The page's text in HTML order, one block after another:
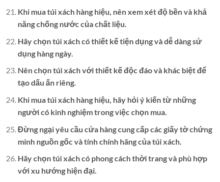
Khi mua túi xách hàng hiệu, nên xem xét độ bền và khả
năng chống nước của chất liệu.
Hãy chọn túi xách có thiết kế tiện dụng và dễ dàng sử
dụng hàng ngày.
Nên chọn túi xách với thiết kế độc đáo và khác biệt để
tạo dấu ấn riêng.
Khi mua túi xách hàng hiệu, hãy hỏi ý kiến từ những
người có kinh nghiệm trong việc chọn mua.
Đừng ngại yêu cầu cửa hàng cung cấp các giấy tờ chứng
minh nguồn gốc và tính chính hãng của túi xách.
Hãy chọn túi xách có phong cách thời trang và phù hợp
với xu hướng hiện đại.